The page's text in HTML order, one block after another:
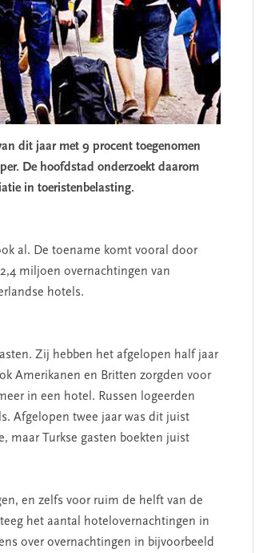
dit jaar met 9 procent toegenomen
De hoofdstad onderzoekt daarom
differentiatie in toeristenbelasting.
al. De toename komt vooral door
miljoen overnachtingen van
hotels.
Zij hebben het afgelopen half jaar
Amerikanen en Britten zorgden voor
in een hotel. Russen logeerden
Afgelopen twee jaar was dit juist
maar Turkse gasten boekten juist
en zelfs voor ruim de helft van de
het aantal hotelovernachtingen in
over overnachtingen in bijvoorbeeld
‘Met een integrale aanpak
kun je de jeugd beter
helpen’